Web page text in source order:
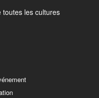
toutes les cultures